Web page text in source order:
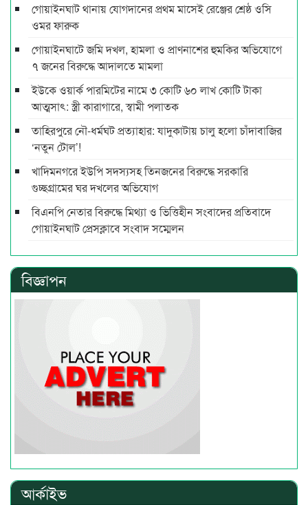
গোয়াইনঘাট থানায় যোগদানের প্রথম মাসেই রেঞ্জের শ্রেষ্ঠ ওসি
ওমর ফারুক
গোয়াইনঘাটে জমি দখল, হামলা ও প্রাণনাশের হুমকির অভিযোগে
৭ জনের বিরুদ্ধে আদালতে মামলা
ইউকে ওয়ার্ক পারমিটের নামে ৩ কোটি ৬০ লাখ কোটি টাকা
আত্মসাৎ: স্ত্রী কারাগারে, স্বামী পলাতক
তাহিরপুরে নৌ-ধর্মঘট প্রত্যাহার: যাদুকাটায় চালু হলো চাঁদাবাজির
‘নতুন টোল’!
খাদিমনগরে ইউপি সদস্যসহ তিনজনের বিরুদ্ধে সরকারি
গুচ্ছগ্রামের ঘর দখলের অভিযোগ
বিএনপি নেতার বিরুদ্ধে মিথ্যা ও ভিত্তিহীন সংবাদের প্রতিবাদে
গোয়াইনঘাট প্রেসক্লাবে সংবাদ সম্মেলন
বিজ্ঞাপন
আর্কাইভ